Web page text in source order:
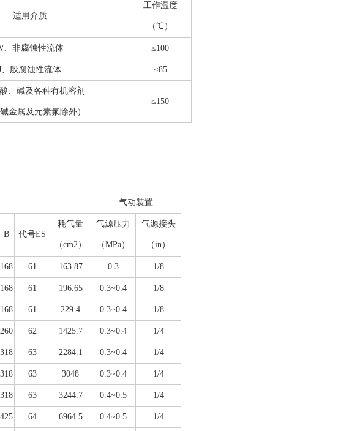
适用介质
工作温度
（℃）
、非腐蚀性流体 ≤100
、般腐蚀性流体 ≤85
、碱及各种有机溶剂
碱金属及元素氟除外）
≤150
气动装置
B 代号ES
耗气量
（cm2）
气源压力
（MPa）
气源接头
（in）
168 61 163.87 0.3 1/8
168 61 196.65 0.3~0.4 1/8
168 61 229.4 0.3~0.4 1/8
260 62 1425.7 0.3~0.4 1/4
318 63 2284.1 0.3~0.4 1/4
318 63 3048 0.3~0.4 1/4
318 63 3244.7 0.4~0.5 1/4
425 64 6964.5 0.4~0.5 1/4